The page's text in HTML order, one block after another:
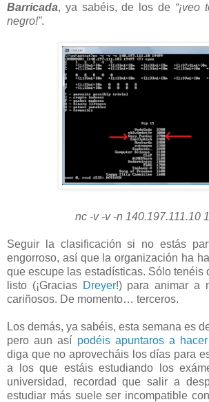
Barricada, ya sabéis, de los de
negro!”.
nc -v -v -n 140.197.111.10
Seguir la clasificación si no estás
engorroso, así que la organización ha
que escupe las estadísticas. Sólo tenéis
listo (¡Gracias Dreyer!) para animar a
cariñosos. De momento… terceros.
Los demás, ya sabéis, esta semana es
pero aun así podéis apuntaros a
diga que no aprovecháis los días para
a los que estáis estudiando los
universidad, recordad que salir a
estudiar más suele ser incompatible